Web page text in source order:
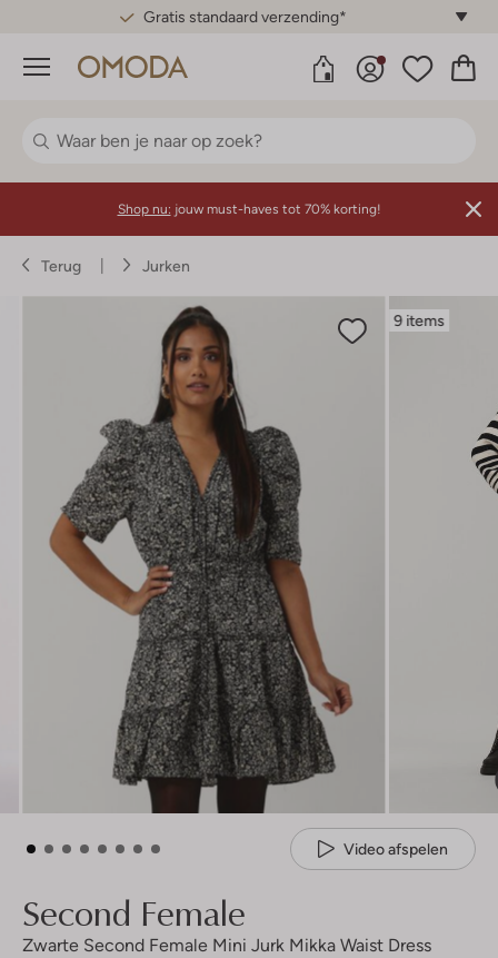
Gratis standaard verzending*
Menu
Shop nu: jouw must-haves tot 70% korting!
Terug Jurken
9 items
Video afspelen
Second Female
Zwarte Second Female Mini Jurk Mikka Waist Dress